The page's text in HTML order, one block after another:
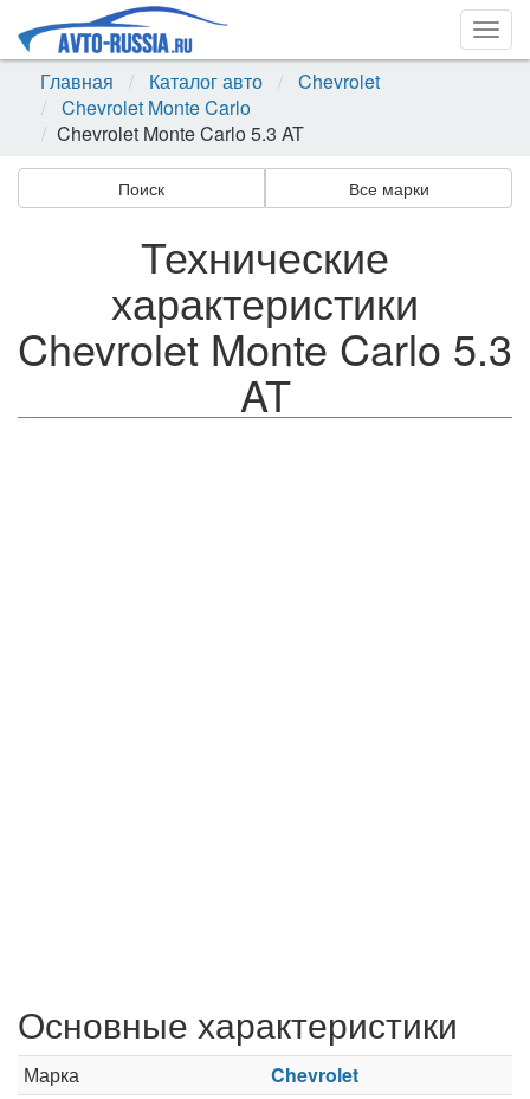
Главная
Каталог авто
Chevrolet
Chevrolet Monte Carlo
Chevrolet Monte Carlo 5.3 AT
Поиск Все марки
Технические
характеристики
Chevrolet Monte Carlo 5.3
AT
Основные характеристики
Марка
Chevrolet